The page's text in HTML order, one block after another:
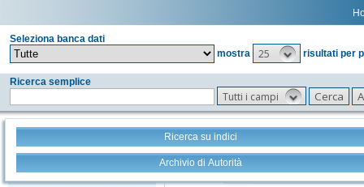
Seleziona banca dati
mostra
25 risultati per
Ricerca semplice
Tutti i campi
Ricerca su indici
Archivio di Autorità
Stampa - Email - Export Tutto +